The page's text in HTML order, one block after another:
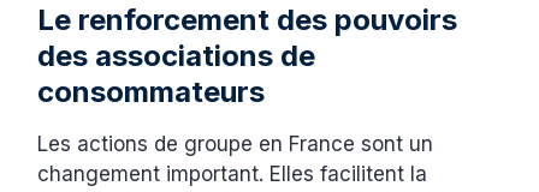
Le renforcement des pouvoirs
des associations de
consommateurs
Les actions de groupe en France sont un
changement important. Elles facilitent la